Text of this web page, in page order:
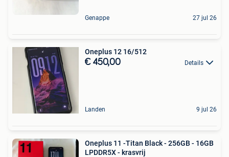
Genappe 27 jul 26
Oneplus 12 16/512
€ 450,00 Details
Landen 9 jul 26
Oneplus 11 -Titan Black - 256GB - 16GB
LPDDR5X - krasvrij